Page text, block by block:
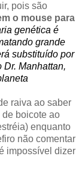
pois são
o mouse para
genética é
grande
substituído por
Manhattan,
raiva ao saber
boicote ao
enquanto
não comentar
impossível dizer